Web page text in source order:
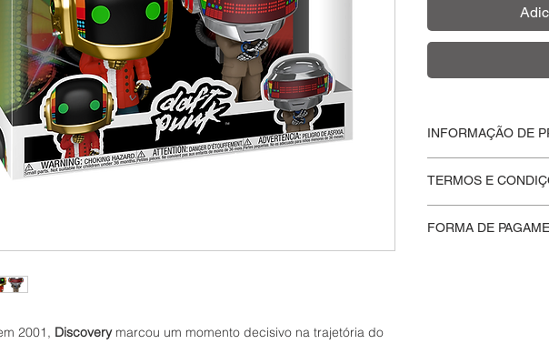
2001, Discoverymarcou um momento decisivo na trajetória do
INFORMAÇÃO DE
Artista:Daft Punk
Título:Daft Punk
Linha:Pop! Rocks
TERMOS E
integridade de
FORMA DE